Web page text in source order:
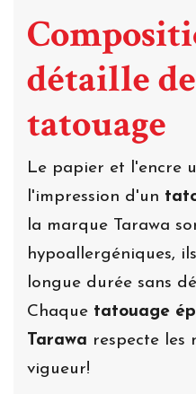
détaille
tatouage
Le papier et l'encre
l'impression d'un
la marque Tarawa
hypoallergéniques,
longue durée sans
Chaque tatouage
Tarawa respecte les
vigueur!